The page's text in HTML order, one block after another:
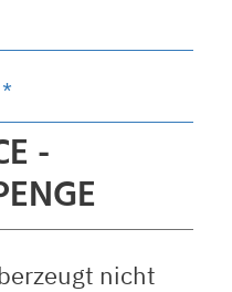
-
nicht